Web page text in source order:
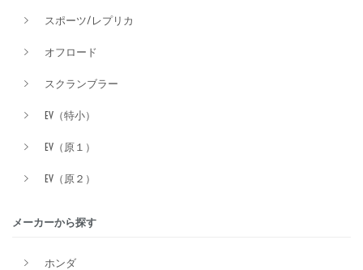
スポーツ/レプリカ
オフロード
スクランブラー
EV（特小）
EV（原１）
EV（原２）
メーカーから探す
ホンダ